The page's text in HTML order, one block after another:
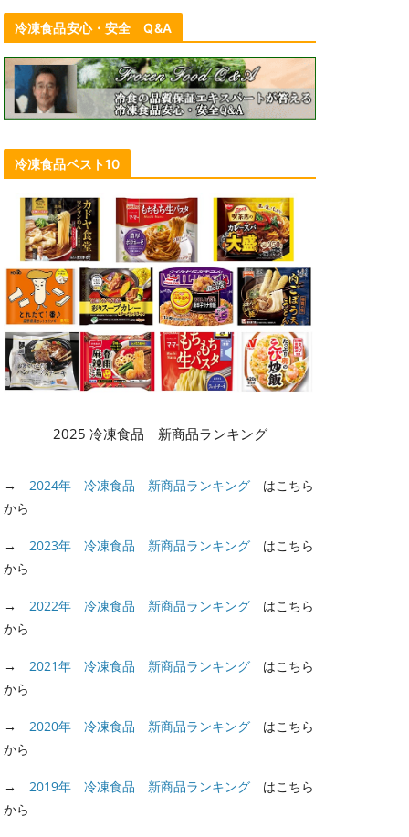
冷凍食品安心・安全 Q&A
冷凍食品ベスト10
2025 冷凍食品 新商品ランキング
→ 2024年 冷凍食品 新商品ランキング はこちら
から
→ 2023年 冷凍食品 新商品ランキング はこちら
から
→ 2022年 冷凍食品 新商品ランキング はこちら
から
→ 2021年 冷凍食品 新商品ランキング はこちら
から
→ 2020年 冷凍食品 新商品ランキング はこちら
から
→ 2019年 冷凍食品 新商品ランキング はこちら
から